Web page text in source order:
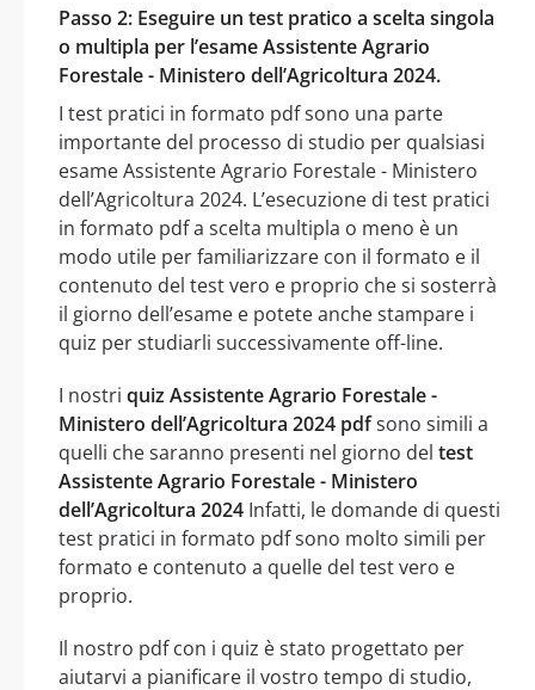
Passo 2: Eseguire un test pratico a scelta singola
o multipla per l’esame Assistente Agrario
Forestale - Ministero dell’Agricoltura 2024.
I test pratici in formato pdf sono una parte
importante del processo di studio per qualsiasi
esame Assistente Agrario Forestale - Ministero
dell’Agricoltura 2024. L’esecuzione di test pratici
in formato pdf a scelta multipla o meno è un
modo utile per familiarizzare con il formato e il
contenuto del test vero e proprio che si sosterrà
il giorno dell’esame e potete anche stampare i
quiz per studiarli successivamente off-line.
I nostri quiz Assistente Agrario Forestale -
Ministero dell’Agricoltura 2024 pdfsono simili a
quelli che saranno presenti nel giorno del test
Assistente Agrario Forestale - Ministero
dell’Agricoltura 2024 Infatti, le domande di questi
test pratici in formato pdf sono molto simili per
formato e contenuto a quelle del test vero e
proprio.
Il nostro pdf con i quiz è stato progettato per
aiutarvi a pianificare il vostro tempo di studio,